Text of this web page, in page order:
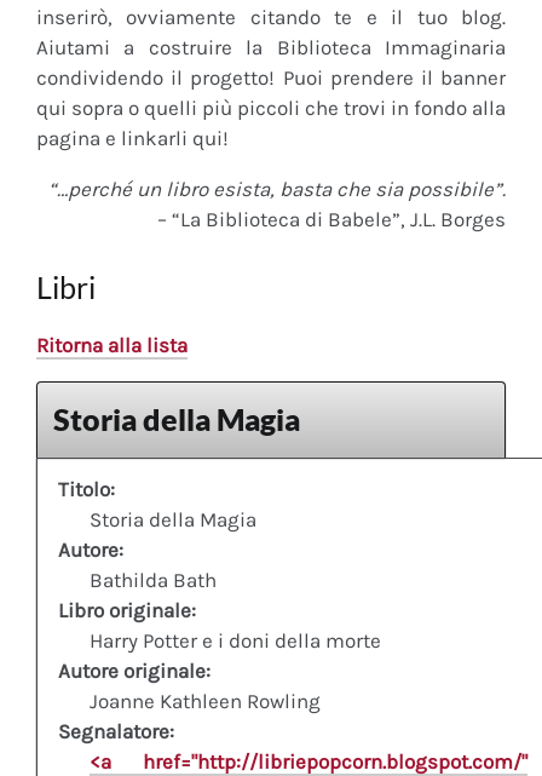
inserirò, ovviamente citando te e il tuo blog.
Aiutami a costruire la Biblioteca Immaginaria
condividendo il progetto! Puoi prendere il banner
qui sopra o quelli più piccoli che trovi in fondo alla
pagina e linkarli qui!
“…perché un libro esista, basta che sia possibile”.
– “La Biblioteca di Babele”, J.L. Borges
Libri
Ritorna alla lista
Storia della Magia
Titolo:
Storia della Magia
Autore:
Bathilda Bath
Libro originale:
Harry Potter e i doni della morte
Autore originale:
Joanne Kathleen Rowling
Segnalatore:
<a href="http://libriepopcorn.blogspot.com/"